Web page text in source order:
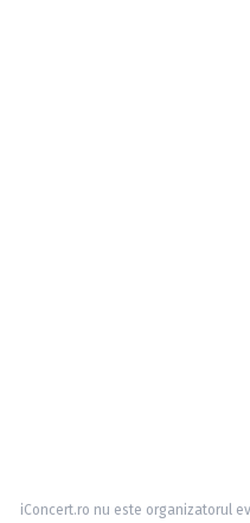
iConcert.ro nu este organizatorul